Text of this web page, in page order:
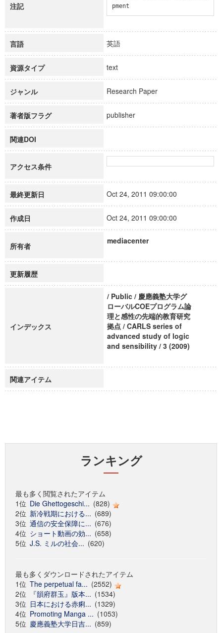
注記
pment
言語 英語
資源タイプ text
ジャンル Research Paper
著者版フラグ publisher
関連DOI
アクセス条件
最終更新日 Oct 24, 2011 09:00:00
作成日 Oct 24, 2011 09:00:00
所有者
mediacenter
更新履歴
インデックス
/ Public / 慶應義塾大学グ
ローバルCOEプログラム論
理と感性の先端的教育研究
拠点 / CARLS series of
advanced study of logic
and sensibility / 3 (2009)
関連アイテム
ランキング
最も多く閲覧されたアイテム
1位 Die Ghettogeschi... (828)
2位 新冷戦期における... (689)
3位 通信の安全保障に... (676)
4位 ショート動画の効... (658)
5位 J.S. ミルの社会... (620)
最も多くダウンロードされたアイテム
1位 The perpetual fa... (2552)
2位
『韻府群玉』版本... (1534)
3位 日本における赤痢... (1329)
4位 Promoting Manga ... (1053)
5位 慶應義塾大学日吉... (859)